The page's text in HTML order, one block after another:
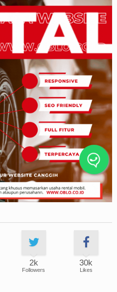
2k
Followers
30k
Likes